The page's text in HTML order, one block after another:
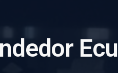
ndedor Ecu